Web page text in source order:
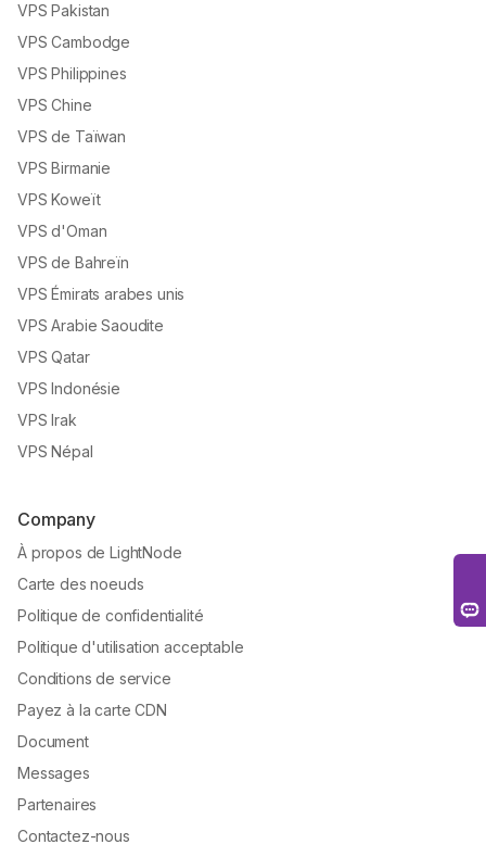
VPS Pakistan
VPS Cambodge
VPS Philippines
VPS Chine
VPS de Taïwan
VPS Birmanie
VPS Koweït
VPS d'Oman
VPS de Bahreïn
VPS Émirats arabes unis
VPS Arabie Saoudite
VPS Qatar
VPS Indonésie
VPS Irak
VPS Népal
Company
À propos de LightNode
Carte des noeuds
Politique de confidentialité
Politique d'utilisation acceptable
Conditions de service
Payez à la carte CDN
Document
Messages
Partenaires
Contactez-nous